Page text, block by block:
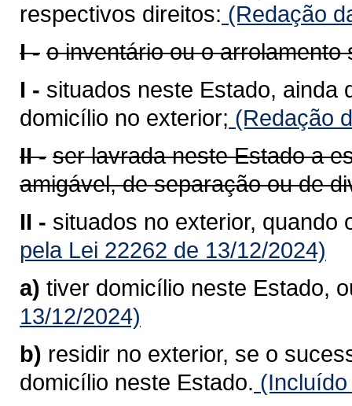
respectivos direitos: (Redação
I - o inventário ou o
I - situados neste Estado, ainda
domicílio no exterior; (Redação
II - ser lavrada neste Estado a
amigável, de separação ou de
II - situados no exterior, quando
pela Lei 22262 de 13/12/2024)
a) tiver domicílio neste Estado,
13/12/2024)
b) residir no exterior, se o
domicílio neste Estado.